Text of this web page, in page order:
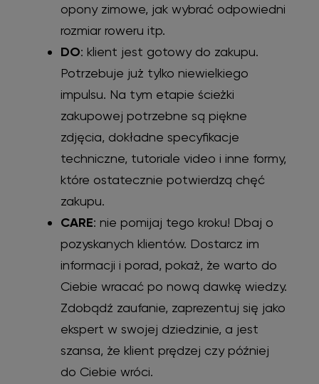
opony zimowe, jak wybrać odpowiedni
rozmiar roweru itp.
DO: klient jest gotowy do zakupu.
Potrzebuje już tylko niewielkiego
impulsu. Na tym etapie ścieżki
zakupowej potrzebne są piękne
zdjęcia, dokładne specyfikacje
techniczne, tutoriale video i inne formy,
które ostatecznie potwierdzą chęć
zakupu.
CARE: nie pomijaj tego kroku! Dbaj o
pozyskanych klientów. Dostarcz im
informacji i porad, pokaż, że warto do
Ciebie wracać po nową dawkę wiedzy.
Zdobądź zaufanie, zaprezentuj się jako
ekspert w swojej dziedzinie, a jest
szansa, że klient prędzej czy później
do Ciebie wróci.